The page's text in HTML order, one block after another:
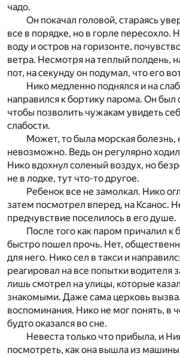
чадо.
Он покачал головой, стараясь
все в порядке, но в горле пересохло.
воду и остров на горизонте,
ветра. Несмотря на теплый полдень,
пот, на секунду он подумал, что его
Нико медленно поднялся и на
направился к бортику парома. Он
чтобы позволить чужакам увидеть
слабости.
Может, то была морская болезнь,
невозможно. Ведь он регулярно
Нико вдохнул соленый воздух, но
не в лодке, тут что-то другое.
Ребенок все не замолкал. Нико
затем посмотрел вперед, на Ксанос.
предчувствие поселилось в его душе.
После того как паром причалил к
быстро пошел прочь. Нет,
для него. Нико сел в такси и
реагировал на все попытки водителя
лишь смотрел на улицы, которые
знакомыми. Даже сама церковь
воспоминания. Нико не мог понять, в
будто оказался во сне.
Невеста только что прибыла, и
посмотреть, как она вышла из